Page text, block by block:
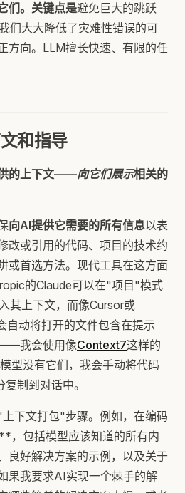
们。关键点是避免巨大的跳跃
们大大降低了灾难性错误的可
方向。LLM擅长快速、有限的任
和指导
的上下文——向它们展示相关的
向AI提供它需要的所有信息以表
改或引用的代码、项目的技术约
或首选方法。现代工具在这方面
的Claude可以在"项目"模式
其上下文，而像Cursor或
自动将打开的文件包含在提示
我会使用像Context7这样的
型没有它们，我会手动将代码
制到对话中。
下文打包"步骤。例如，在编码
，包括模型应该知道的所有内
良好解决方案的示例，以及关于
果我要求AI实现一个棘手的解